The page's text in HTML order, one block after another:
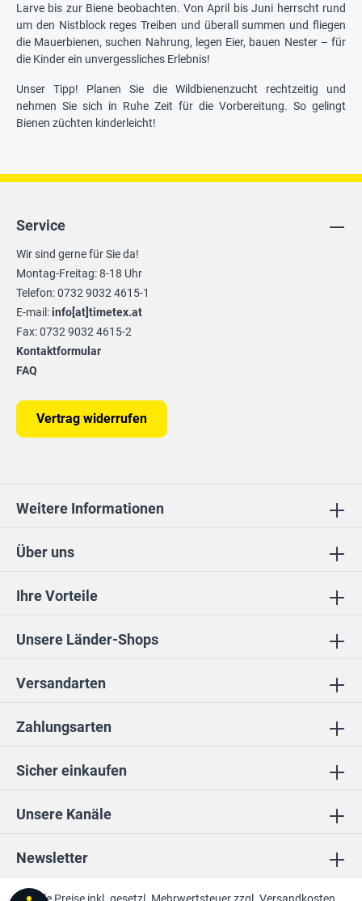
Larve bis zur Biene beobachten. Von April bis Juni herrscht rund
um den Nistblock reges Treiben und überall summen und fliegen
die Mauerbienen, suchen Nahrung, legen Eier, bauen Nester – für
die Kinder ein unvergessliches Erlebnis!
Unser Tipp! Planen Sie die Wildbienenzucht rechtzeitig und
nehmen Sie sich in Ruhe Zeit für die Vorbereitung. So gelingt
Bienen züchten kinderleicht!
Unsere Kanäle
Ihre Vorteile
Unsere Länder-Shops
Sicher einkaufen
Über uns
Newsletter
Service
Wir sind gerne für Sie da!
Montag-Freitag: 8-18 Uhr
Telefon: 0732 9032 4615-1
E-mail:info[at]timetex.at
Fax: 0732 9032 4615-2
Kontaktformular
FAQ
Vertrag widerrufen
Weitere Informationen
Zahlungsarten
Versandarten